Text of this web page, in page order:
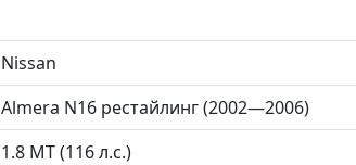
Nissan
Almera N16 рестайлинг (2002—2006)
1.8 MT (116 л.с.)